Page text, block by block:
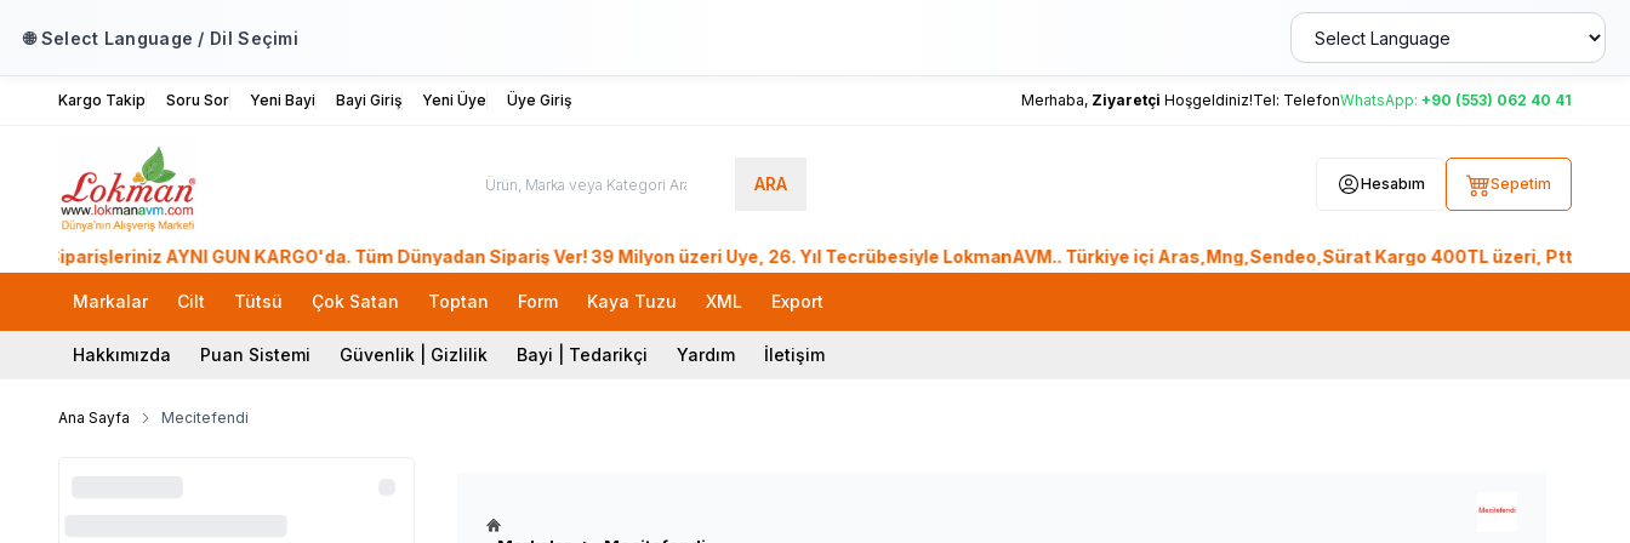
🌐 Select Language / Dil Seçimi
Kargo Takip Soru Sor Yeni Bayi Bayi Giriş Yeni Üye Üye Giriş Merhaba, Ziyaretçi Hoşgeldiniz!Tel: TelefonWhatsApp: +90 (553) 062 40 41
ARA Hesabım Sepetim
AYNI GÜN KARGO'da. Tüm Dünyadan Sipariş Ver! 39 Milyon üzeri Üye, 26. Yıl Tecrübesiyle LokmanAVM.. Türkiye içi Aras,Mng,Sendeo,Sürat Kargo 400TL üzeri, Ptt Kargo
Markalar Cilt Tütsü Çok Satan Toptan Form Kaya Tuzu XML Export
Hakkımızda Puan Sistemi Güvenlik | Gizlilik Bayi | Tedarikçi Yardım İletişim
Ana Sayfa Mecitefendi